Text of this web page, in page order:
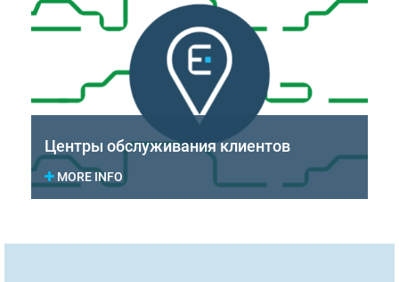
Центры обслуживания клиентов
MORE INFO